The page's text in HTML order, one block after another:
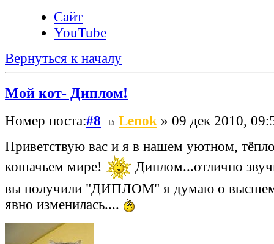
Сайт
YouTube
Вернуться к началу
Мой кот- Диплом!
Номер поста:#8 Lenok » 09 дек 2010,
Приветствую вас и я в нашем уютном,
кошачьем мире!
Диплом...отлично
вы получили "ДИПЛОМ" я думаю о
явно изменилась....